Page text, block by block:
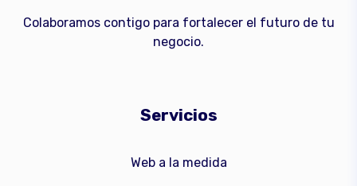
Colaboramos contigo para fortalecer el futuro de tu
negocio.
Servicios
Web a la medida